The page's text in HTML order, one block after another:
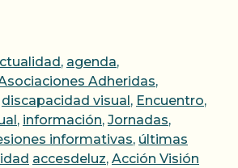
, agenda,
Adheridas,
discapacidad visual , Encuentro,
, información, Jornadas,
informativas, últimas
Etiquetas
accesdeluz, Acción Visión